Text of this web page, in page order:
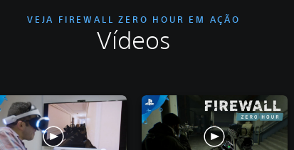
VEJA FIREWALL ZERO HOUR EM AÇÃO
Vídeos